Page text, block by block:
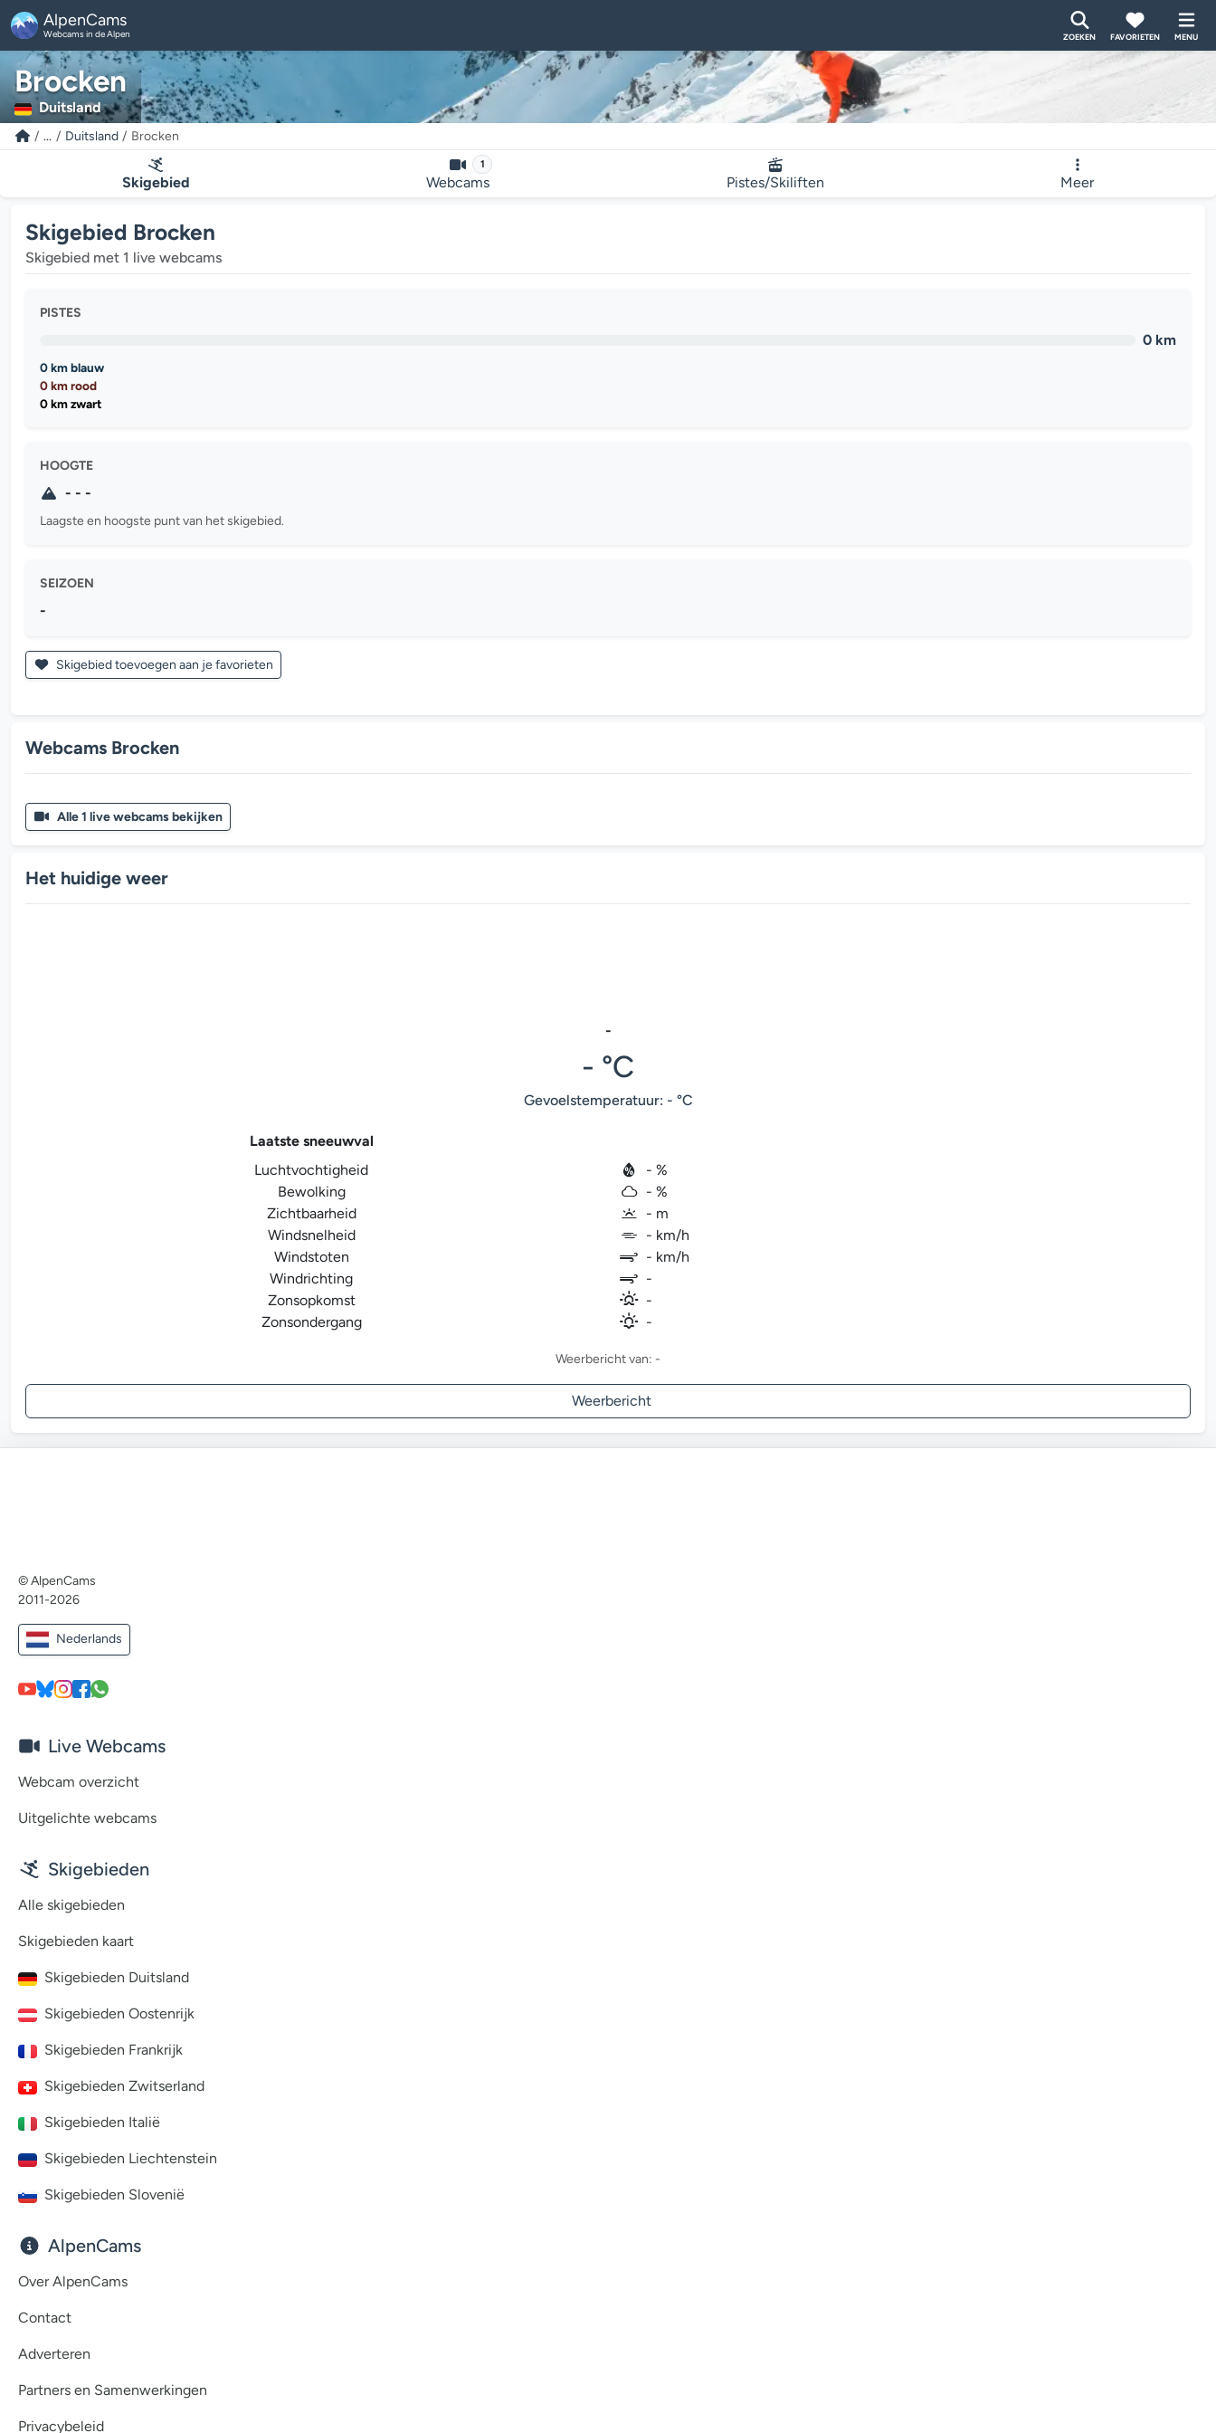
AlpenCams
Webcams in de Alpen ZOEKEN FAVORIETEN MENU
Brocken
Duitsland
... Duitsland Brocken
Skigebied
1
Webcams Pistes/Skiliften Meer
Skigebied Brocken
Skigebied met 1 live webcams
PISTES
0 km
0 km blauw
0 km rood
0 km zwart
HOOGTE
- - -
Laagste en hoogste punt van het skigebied.
SEIZOEN
-
Skigebied toevoegen aan je favorieten
Webcams Brocken
Alle 1 live webcams bekijken
Het huidige weer
-
- °C
Gevoelstemperatuur: - °C
Laatste sneeuwval
Luchtvochtigheid
- %
Bewolking
- %
Zichtbaarheid
- m
Windsnelheid
- km/h
Windstoten
- km/h
Windrichting
-
Zonsopkomst
-
Zonsondergang
-
Weerbericht van: -
Weerbericht
© AlpenCams
2011-2026
Nederlands
Live Webcams
Webcam overzicht
Uitgelichte webcams
Skigebieden
Alle skigebieden
Skigebieden kaart
Skigebieden Duitsland
Skigebieden Oostenrijk
Skigebieden Frankrijk
Skigebieden Zwitserland
Skigebieden Italië
Skigebieden Liechtenstein
Skigebieden Slovenië
AlpenCams
Over AlpenCams
Contact
Adverteren
Partners en Samenwerkingen
Privacybeleid